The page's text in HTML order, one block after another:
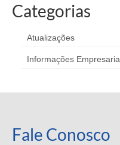
Categorias
Atualizações
Informações
Fale Conosco